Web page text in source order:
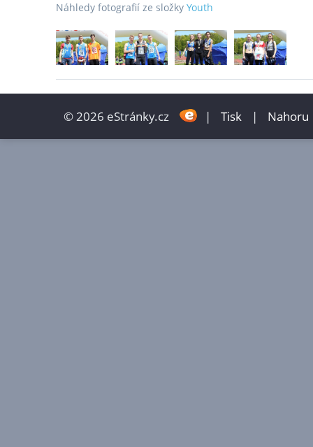
Náhledy fotografií ze složky Youth
© 2026 eStránky.cz | Tisk | Nahoru